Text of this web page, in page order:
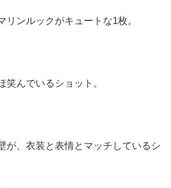
リンルックがキュートな1枚。
笑んでいるショット。
が、衣装と表情とマッチしているシ